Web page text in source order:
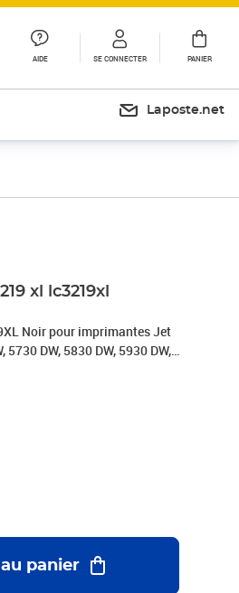
AIDE SE CONNECTER PANIER
Laposte.net
xl lc3219xl
Noir pour imprimantes Jet
DW, 5830 DW, 5930 DW,
panier